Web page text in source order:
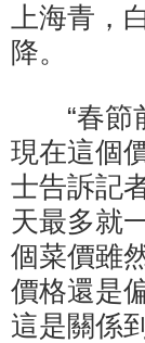
上海青，
降。
“春節前
現在這個
士告訴記
天最多就
個菜價雖
價格還是
這是關係